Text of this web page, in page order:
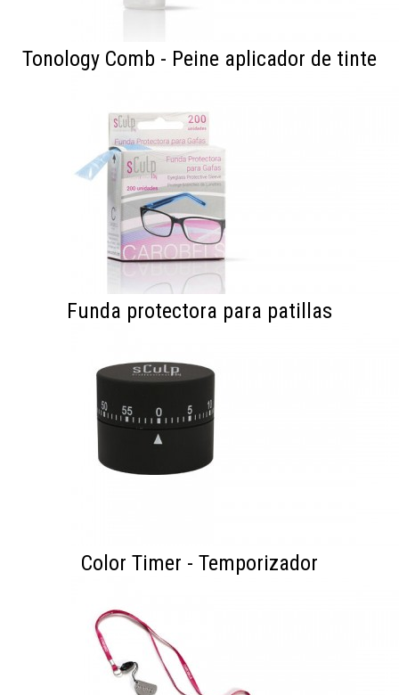
Tonology Comb - Peine aplicador de tinte
Funda protectora para patillas
Color Timer - Temporizador